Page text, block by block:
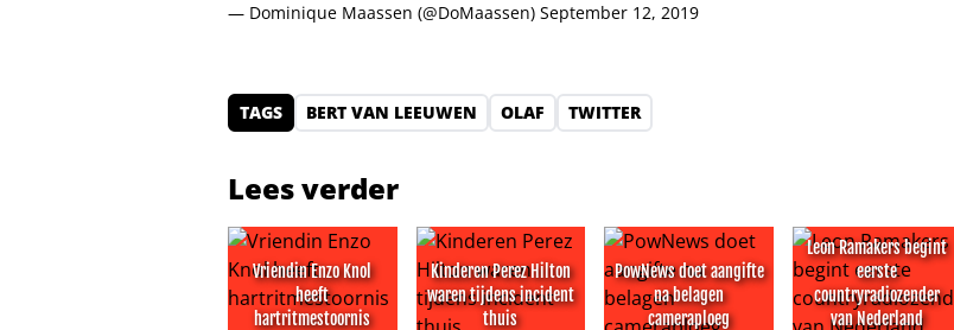
— Dominique Maassen (@DoMaassen) September 12, 2019
TAGS BERT VAN LEEUWEN OLAF TWITTER
Lees verder
Vriendin Enzo Knol
heeft
hartritmestoornis
Kinderen Perez Hilton
waren tijdens incident
thuis
PowNews doet aangifte
na belagen
cameraploeg
Leon Ramakers begint
eerste
countryradiozender
van Nederland